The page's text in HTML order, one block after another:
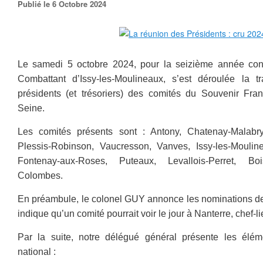
Publié le 6 Octobre 2024
Le samedi 5 octobre 2024, pour la seizième année
Combattant d’Issy-les-Moulineaux, s’est déroulée la
présidents (et trésoriers) des comités du Souvenir
Seine.
Les comités présents sont : Antony, Chatenay-
Plessis-Robinson, Vaucresson, Vanves, Issy-les-
Fontenay-aux-Roses, Puteaux, Levallois-Perret,
Colombes.
En préambule, le colonel GUY annonce les nominations
indique qu’un comité pourrait voir le jour à Nanterre, chef-
Par la suite, notre délégué général présente les
national :